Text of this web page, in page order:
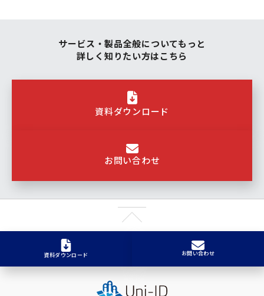
サービス・製品全般についてもっと
詳しく知りたい方はこちら
資料ダウンロード
お問い合わせ
資料ダウンロード お問い合わせ